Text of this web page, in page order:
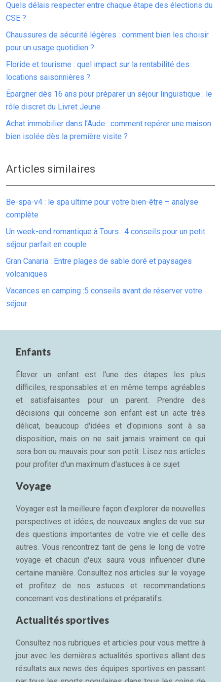
Quels délais respecter entre chaque étape des élections du
CSE ?
Chaussures de sécurité légères : comment bien les choisir
pour un usage quotidien ?
Floride et tourisme : quel impact sur la rentabilité des
locations saisonnières ?
Épargner dès 16 ans pour préparer un séjour linguistique : le
rôle discret du Livret Jeune
Achat immobilier dans l’Aude : comment repérer une maison
bien isolée dès la première visite ?
Articles similaires
Be-spa-v4 : le spa ultime pour votre bien-être – analyse
complète
Un week-end romantique à Tours : 4 conseils pour un petit
séjour parfait en couple
Gran Canaria : Entre plages de sable doré et paysages
volcaniques
Vacances en camping :5 conseils avant de réserver votre
séjour
Enfants
Élever un enfant est l'une des étapes les plus
difficiles, responsables et en même temps agréables
et satisfaisantes pour un parent. Prendre des
décisions qui concerne son enfant est un acte très
délicat, beaucoup d'idées et d'opinions sont à sa
disposition, mais on ne sait jamais vraiment ce qui
sera bon ou mauvais pour son petit. Lisez nos articles
pour profiter d'un maximum d'astuces à ce sujet
Voyage
Voyager est la meilleure façon d'explorer de nouvelles
perspectives et idées, de nouveaux angles de vue sur
des questions importantes de votre vie et celle des
autres. Vous rencontrez tant de gens le long de votre
voyage et chacun d'eux saura vous influencer d'une
certaine manière. Consultez nos articles sur le voyage
et profitez de nos astuces et recommandations
concernant vos destinations et préparatifs.
Actualités sportives
Consultez nos rubriques et articles pour vous mettre à
jour avec les dernières actualités sportives allant des
résultats aux news des équipes sportives en passant